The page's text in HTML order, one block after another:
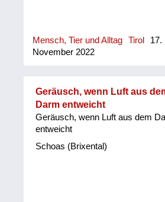
Mensch, Tier und Alltag Tirol
17.
November 2022
Geräusch, wenn Luft aus
Darm entweicht
Geräusch, wenn Luft aus dem
entweicht
Schoas (Brixental)